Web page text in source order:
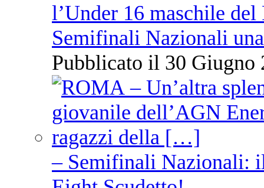
l’Under 16 maschile
Semifinali Nazionali
Pubblicato il 30 Giugno
– Semifinali Nazionali: